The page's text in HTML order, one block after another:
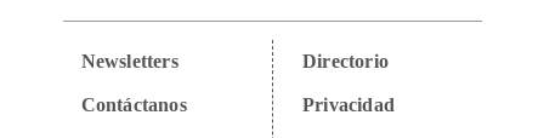
Newsletters
Contáctanos
Directorio
Privacidad